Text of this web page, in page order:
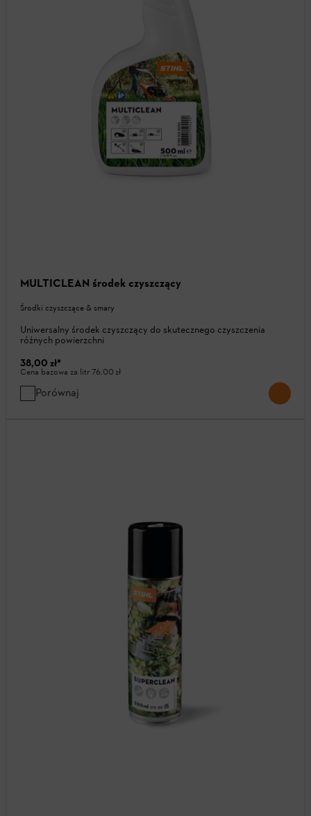
MULTICLEAN środek czyszczący
Środki czyszczące & smary
Uniwersalny środek czyszczący do skutecznego czyszczenia
różnych powierzchni
38,00 zł*
Cena bazowa za litr76,00 zł
Porównaj